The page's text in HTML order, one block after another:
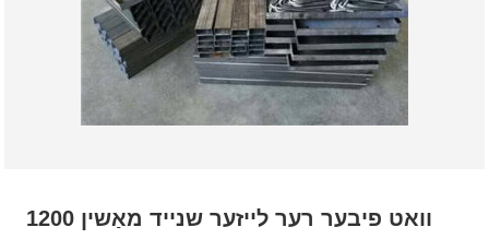
1200 וואט פיבער רער לייזער שנייד מאַשין